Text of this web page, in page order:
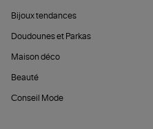
Bijoux tendances
Doudounes et Parkas
Maison déco
Beauté
Conseil Mode